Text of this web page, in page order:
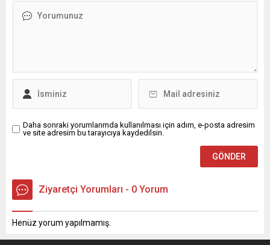
Daha sonraki yorumlarımda kullanılması için adım, e-posta adresim
ve site adresim bu tarayıcıya kaydedilsin.
Ziyaretçi Yorumları - 0 Yorum
Henüz yorum yapılmamış.